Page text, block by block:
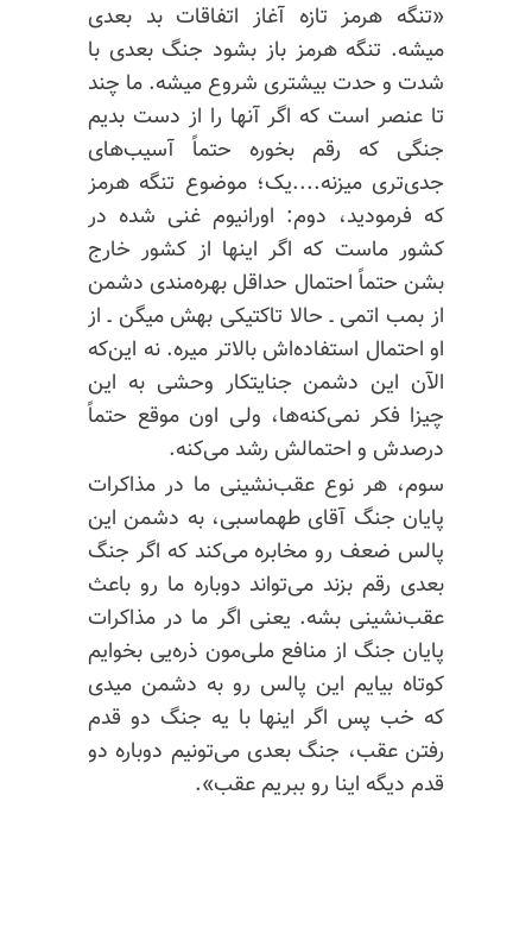
«تنگه هرمز تازه آغاز اتفاقات بد بعدی
میشه. تنگه هرمز باز بشود جنگ بعدی با
شدت و حدت بیشتری شروع میشه. ما چند
تا عنصر است که اگر آنها را از دست بدیم
جنگی که رقم بخوره حتماً آسیب‌های
جدی‌تری میزنه....یک؛ موضوع تنگه هرمز
که فرمودید، دوم: اورانیوم غنی شده در
کشور ماست که اگر اینها از کشور خارج
بشن حتماً احتمال حداقل بهره‌مندی دشمن
از بمب اتمی ـ حالا تاکتیکی بهش میگن ـ از
او احتمال استفاده‌اش بالاتر میره. نه این‌که
الآن این دشمن جنایتکار وحشی به این
چیزا فکر نمی‌کنه‌ها، ولی اون موقع حتماً
درصدش و احتمالش رشد می‌کنه.
سوم، هر نوع عقب‌نشینی ما در مذاکرات
پایان جنگ آقای طهماسبی، به دشمن این
پالس ضعف رو مخابره می‌کند که اگر جنگ
بعدی رقم بزند می‌تواند دوباره ما رو باعث
عقب‌نشینی بشه. یعنی اگر ما در مذاکرات
پایان جنگ از منافع ملی‌مون ذره‌یی بخوایم
کوتاه بیایم این پالس رو به دشمن میدی
که خب پس اگر اینها با یه جنگ دو قدم
رفتن عقب، جنگ بعدی می‌تونیم دوباره دو
قدم دیگه اینا رو ببریم عقب».